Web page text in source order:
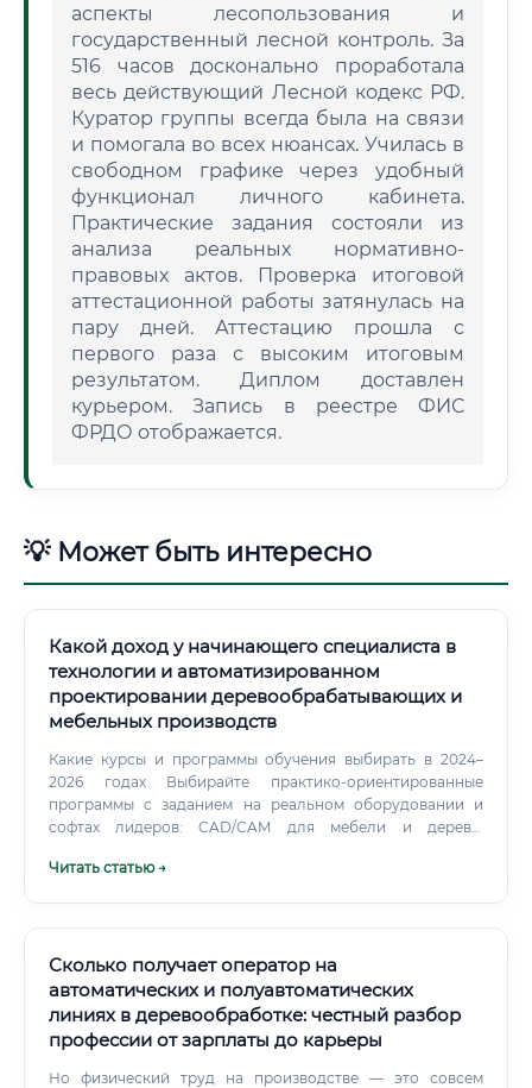
аспекты лесопользования и
государственный лесной контроль. За
516 часов досконально проработала
весь действующий Лесной кодекс РФ.
Куратор группы всегда была на связи
и помогала во всех нюансах. Училась в
свободном графике через удобный
функционал личного кабинета.
Практические задания состояли из
анализа реальных нормативно-
правовых актов. Проверка итоговой
аттестационной работы затянулась на
пару дней. Аттестацию прошла с
первого раза с высоким итоговым
результатом. Диплом доставлен
курьером. Запись в реестре ФИС
ФРДО отображается.
💡 Может быть интересно
Какой доход у начинающего специалиста в
технологии и автоматизированном
проектировании деревообрабатывающих и
мебельных производств
Какие курсы и программы обучения выбирать в 2024–
2026 годах Выбирайте практико-ориентированные
программы с заданием на реальном оборудовании и
софтах лидеров: CAD/CAM для мебели и дерева:
TopSolid’Wood, SolidWorks/Inventor, SketchUp для
режимы резания, выбор инструмента (фрезы, сверла,
шлифматериалы).
Читать статью →
Сколько получает оператор на
автоматических и полуавтоматических
линиях в деревообработке: честный разбор
профессии от зарплаты до карьеры
Но физический труд на производстве — это совсем